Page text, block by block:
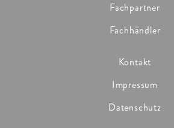
Fachpartner
Fachhändler
Kontakt
Impressum
Datenschutz